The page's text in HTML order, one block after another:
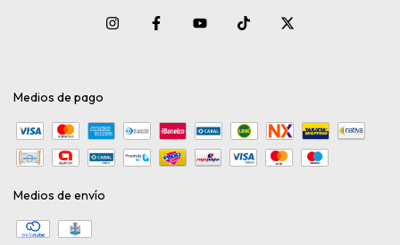
Medios de pago
Medios de envío